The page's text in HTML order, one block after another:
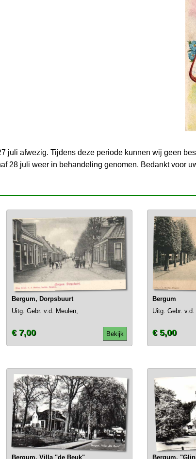
juli afwezig. Tijdens deze periode kunnen wij geen
28 juli weer in behandeling genomen. Bedankt voor
Bergum, Dorpsbuurt
Uitg. Gebr. v.d. Meulen,
Bekijk
€ 7,00
Bergum
Uitg. Gebr.
€ 5,00
Bergum, Villa "de Beuk"
Bergum,